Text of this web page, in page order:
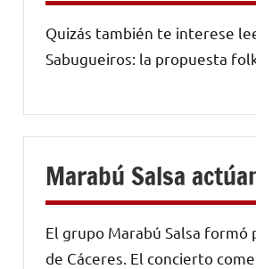
Quizás también te interese
Sabugueiros: la propuesta
Marabú Salsa
El grupo Marabú Salsa
de Cáceres. El concierto